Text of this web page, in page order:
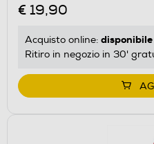
€ 19,90
Acquisto online: disponibile
Ritiro in negozio in 30'